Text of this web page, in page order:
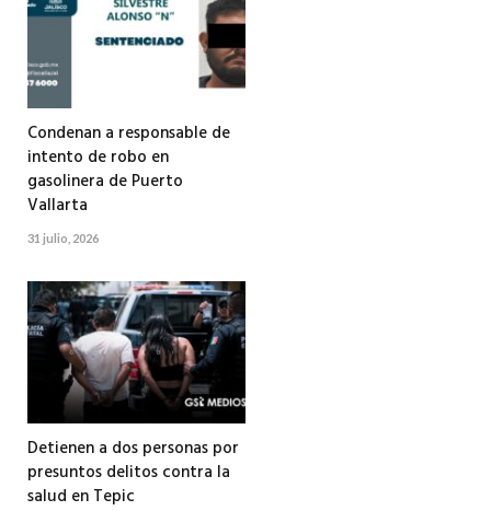
Condenan a responsable de
intento de robo en
gasolinera de Puerto
Vallarta
31 julio, 2026
Detienen a dos personas por
presuntos delitos contra la
salud en Tepic